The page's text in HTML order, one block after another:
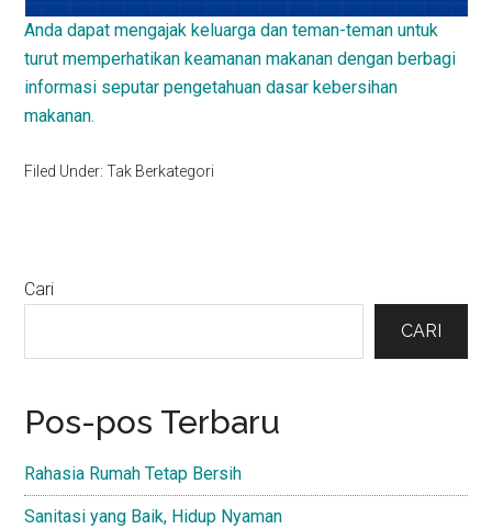
Anda dapat mengajak keluarga dan teman-teman untuk
turut memperhatikan keamanan makanan dengan berbagi
informasi seputar pengetahuan dasar kebersihan
makanan.
Filed Under: Tak Berkategori
Primary
Cari
CARI
Pos-pos Terbaru
Rahasia Rumah Tetap Bersih
Sanitasi yang Baik, Hidup Nyaman